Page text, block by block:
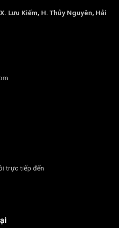
Lưu Kiếm, H. Thủy Nguyên, Hải
trực tiếp đến